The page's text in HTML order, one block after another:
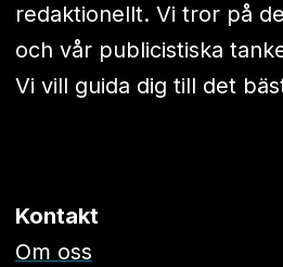
redaktionellt. Vi tror på
och vår publicistiska
Vi vill guida dig till det
Kontakt
Om oss